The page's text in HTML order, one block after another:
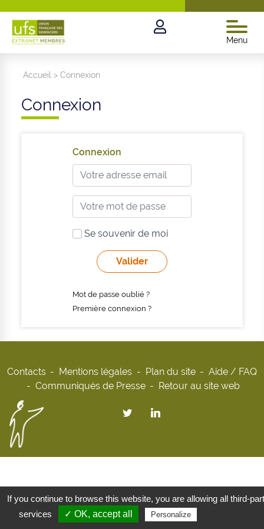
Menu
Accueil >Connexion
Connexion
Connexion
Se souvenir de moi
Mot de passe oublié ?
Première connexion ?
Contacts Mentions légales Plan du site
Aide / FAQ
Communiqués de Presse
Retour au site web
If you continue to browse this website, you are allowing all third-
services
✓ OK, accept all Personalize